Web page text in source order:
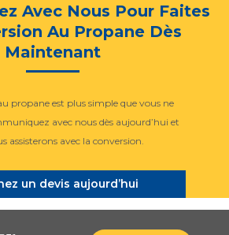
Avec Nous Pour Faites
Au Propane Dès
Maintenant
propane est plus simple que vous ne
avec nous dès aujourd’hui et
assisterons avec la conversion.
un devis aujourd’hui